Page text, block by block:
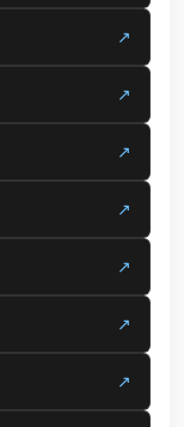
↗
↗
↗
↗
↗
↗
↗